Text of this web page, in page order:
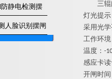
静电检测摆
人脸识别摆闸
三辊
灯光提
采用光
工作环境
温度：-
感应卡
开闸时